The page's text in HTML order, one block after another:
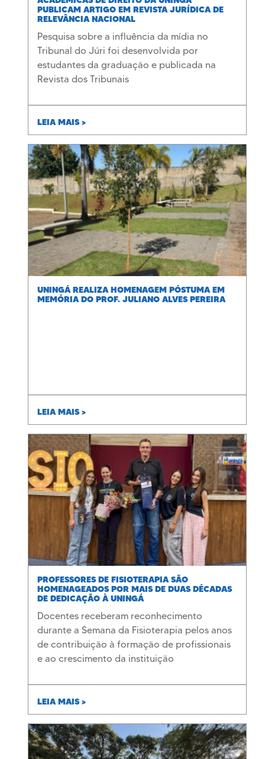
PUBLICAM ARTIGO EM REVISTA JURÍDICA DE
RELEVÂNCIA NACIONAL
Pesquisa sobre a influência da mídia no
Tribunal do Júri foi desenvolvida por
estudantes da graduação e publicada na
Revista dos Tribunais
LEIA MAIS >
UNINGÁ REALIZA HOMENAGEM PÓSTUMA EM
MEMÓRIA DO PROF. JULIANO ALVES PEREIRA
LEIA MAIS >
PROFESSORES DE FISIOTERAPIA SÃO
HOMENAGEADOS POR MAIS DE DUAS DÉCADAS
DE DEDICAÇÃO À UNINGÁ
Docentes receberam reconhecimento
durante a Semana da Fisioterapia pelos anos
de contribuição à formação de profissionais
e ao crescimento da instituição
LEIA MAIS >